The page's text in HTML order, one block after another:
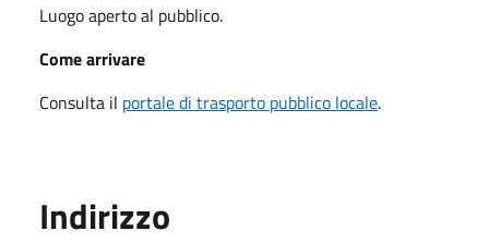
Luogo aperto al pubblico.
Come arrivare
Consulta il portale di trasporto pubblico locale.
Indirizzo